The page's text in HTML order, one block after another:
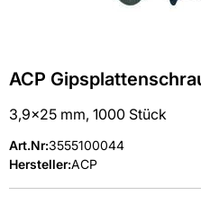
Videos
ACP
3,9x25 mm, 1000 Stück
Art.Nr:3555100044
Hersteller:ACP